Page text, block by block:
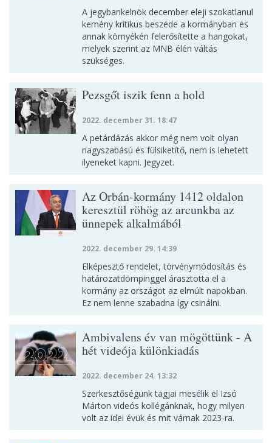
A jegybankelnök december eleji szokatlanul
kemény kritikus beszéde a kormányban és
annak környékén felerősítette a hangokat,
melyek szerint az MNB élén váltás
szükséges.
Pezsgőt iszik fenn a hold
2022. december 31. 18:47
A petárdázás akkor még nem volt olyan
nagyszabású és fülsiketítő, nem is lehetett
ilyeneket kapni. Jegyzet.
Az Orbán-kormány 1412 oldalon
keresztül röhög az arcunkba az
ünnepek alkalmából
2022. december 29. 14:39
Elképesztő rendelet, törvénymódosítás és
határozatdömpinggel árasztotta el a
kormány az országot az elmúlt napokban.
Ez nem lenne szabadna így csinálni.
Ambivalens év van mögöttünk - A
hét videója különkiadás
2022. december 24. 13:32
Szerkesztőségünk tagjai mesélik el Izsó
Márton videós kollégánknak, hogy milyen
volt az idei évük és mit várnak 2023-ra.